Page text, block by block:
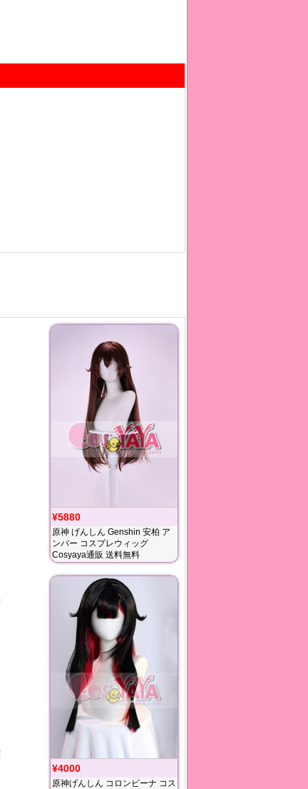
¥5880
原神 げんしん Genshin 安柏 ア
ンバー コスプレウィッグ
Cosyaya通販 送料無料
¥4000
原神げんしん コロンビーナ コス